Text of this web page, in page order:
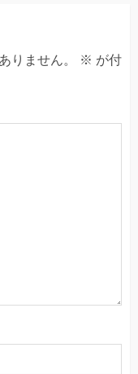
りません。 ※ が付